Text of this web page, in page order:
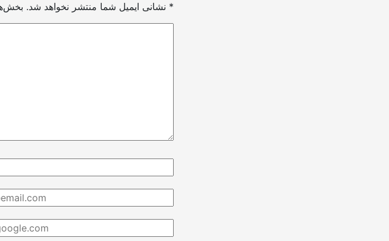
نشانی ایمیل شما منتشر نخواهد شد. *